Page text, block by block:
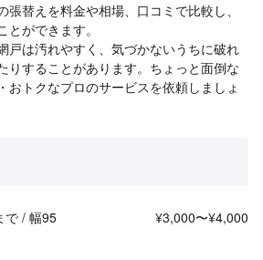
替えを料金や相場、口コミで比較し、
ができます。
戸は汚れやすく、気づかないうちに破れ
りすることがあります。ちょっと面倒な
おトクなプロのサービスを依頼しましょ
で / 幅95
¥3,000〜¥4,000